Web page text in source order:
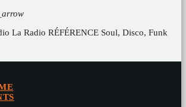
La Radio RÉFÉRENCE Soul, Disco, Funk